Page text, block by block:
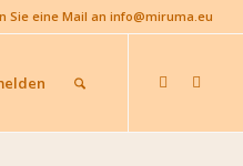
Sie eine Mail an info@miruma.eu